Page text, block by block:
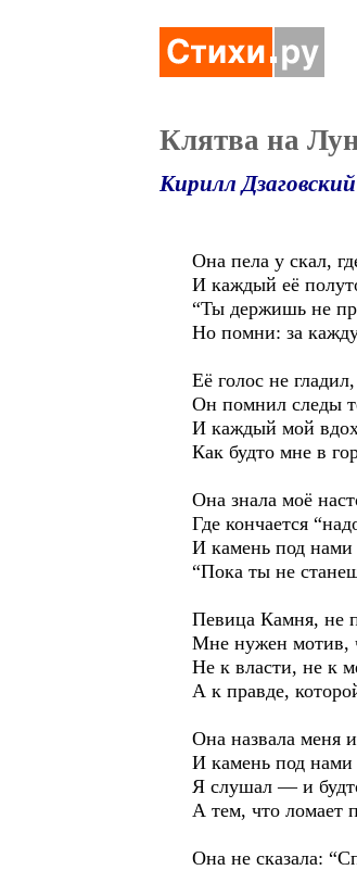
Клятва на
Кирилл Дзаговский
Она пела у скал,
И каждый её
“Ты держишь не
Но помни: за
Её голос не
Он помнил следы
И каждый мой вдох
Как будто мне в
Она знала моё
Где кончается
И камень под
“Пока ты не
Певица Камня, не
Мне нужен мотив,
Не к власти, не к
А к правде,
Она назвала меня
И камень под нами
Я слушал — и
А тем, что ломает
Она не сказала: